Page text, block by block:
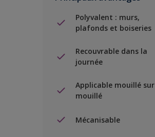
Polyvalent : murs,
plafonds et boiseries
Recouvrable dans la
journée
Applicable mouillé sur
mouillé
Mécanisable